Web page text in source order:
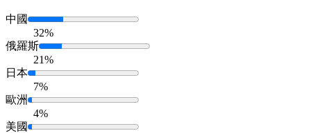
中國
32%
俄羅斯
21%
日本
7%
歐洲
4%
美國